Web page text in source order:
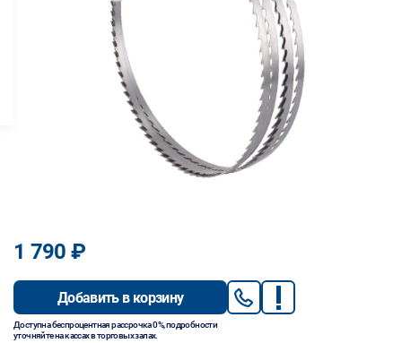
1 790 ₽
Добавить в корзину
Доступна беспроцентная рассрочка 0%, подробности
уточняйте на кассах в торговых залах.